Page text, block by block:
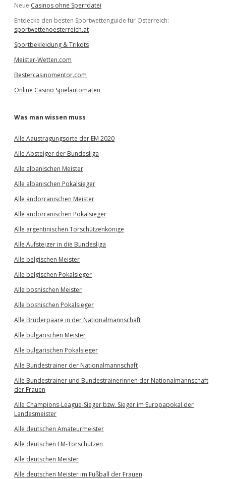
Neue Casinos ohne Sperrdatei
Entdecke den besten Sportwettenguide für Österreich:
sportwettenoesterreich.at
Sportbekleidung & Trikots
Meister-Wetten.com
Bestercasinomentor.com
Online Casino Spielautomaten
Was man wissen muss
Alle Aaustragungsorte der EM 2020
Alle Absteiger der Bundesliga
Alle albanischen Meister
Alle albanischen Pokalsieger
Alle andorranischen Meister
Alle andorranischen Pokalsieger
Alle argentinischen Torschützenkönige
Alle Aufsteiger in die Bundesliga
Alle belgischen Meister
Alle belgischen Pokalsieger
Alle bosnischen Meister
Alle bosnischen Pokalsieger
Alle Brüderpaare in der Nationalmannschaft
Alle bulgarischen Meister
Alle bulgarischen Pokalsieger
Alle Bundestrainer der Nationalmannschaft
Alle Bundestrainer und Bundestrainerinnen der Nationalmannschaft
der Frauen
Alle Champions-League-Sieger bzw. Sieger im Europapokal der
Landesmeister
Alle deutschen Amateurmeister
Alle deutschen EM-Torschützen
Alle deutschen Meister
Alle deutschen Meister im Fußball der Frauen